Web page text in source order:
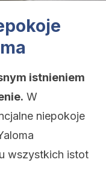
istnieniem
W
niepokoje
wszystkich istot